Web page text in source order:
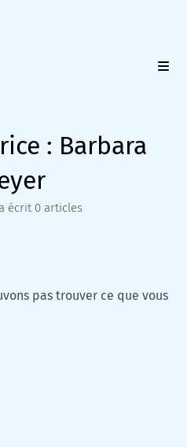
: Barbara
écrit 0 articles
pas trouver ce que vous